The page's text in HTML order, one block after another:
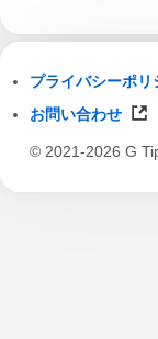
プライバシーポリ
お問い合わせ
© 2021-2026 G